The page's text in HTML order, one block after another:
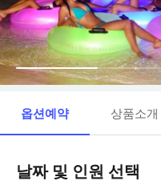
옵션예약 상품소개
날짜 및 인원 선택